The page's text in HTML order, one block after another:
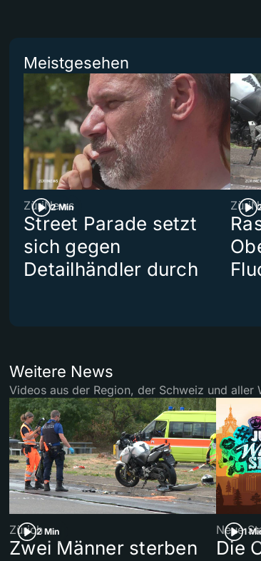
Meistgesehen
2 Min
ZüriNews
Street Parade setzt
sich gegen
Detailhändler durch
Weitere News
Videos aus der Region, der Schweiz und aller
2 Min
Zürich
Zwei Männer sterben
1
Neue
Die